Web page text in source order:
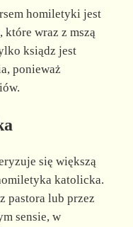
homiletyki jest
wraz z mszą
ksiądz jest
ponieważ
się większą
katolicka.
pastora lub przez
sensie, w